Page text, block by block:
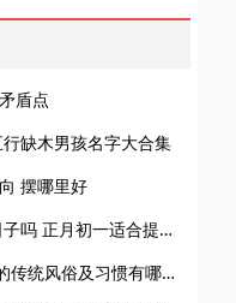
盾点
缺木男孩名字大合集
摆哪里好
2021年春节提车有好日子吗 正月初一适合提新车吗
二月二“龙抬头”春龙节的传统风俗及习惯有哪些呢？